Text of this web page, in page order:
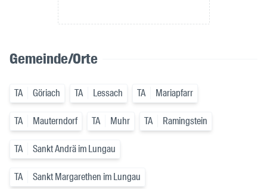
Gemeinde/Orte
TA Göriach TA Lessach TA Mariapfarr
TA Mauterndorf TA Muhr TA Ramingstein
TA Sankt Andrä im Lungau
TA Sankt Margarethen im Lungau